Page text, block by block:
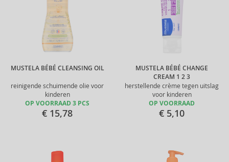
MUSTELA BÉBÉ CLEANSING OIL
reinigende schuimende olie voor
kinderen
OP VOORRAAD 3 PCS
€ 15,78
MUSTELA BÉBÉ CHANGE
CREAM 1 2 3
herstellende crème tegen uitslag
voor kinderen
OP VOORRAAD
€ 5,10